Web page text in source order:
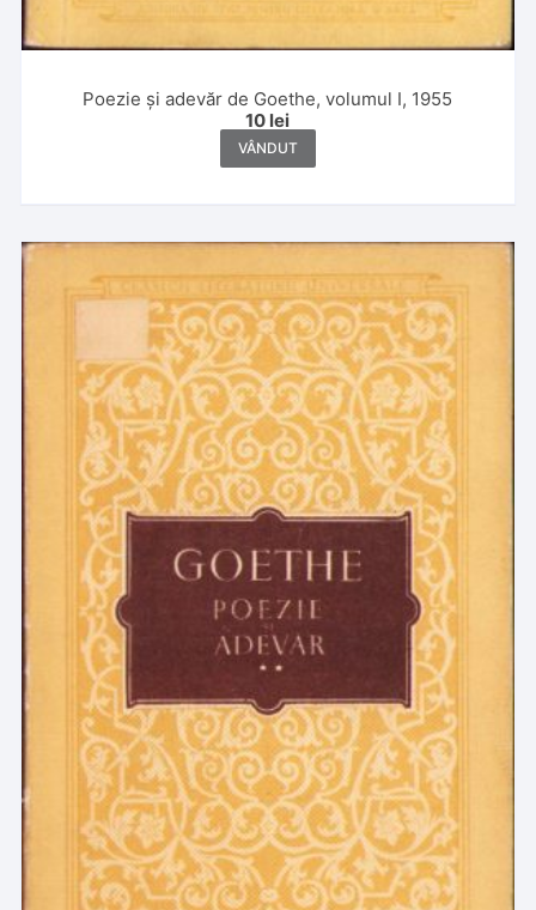
Poezie și adevăr de Goethe, volumul I, 1955
10 lei
VÂNDUT